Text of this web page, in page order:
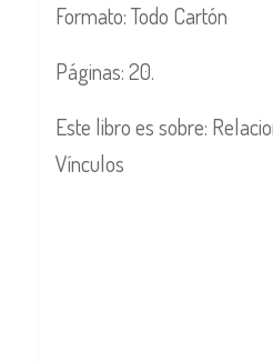
Formato: Todo Cartón
Páginas: 20.
Este libro es sobre:
Vínculos